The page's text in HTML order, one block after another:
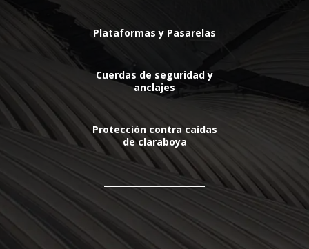
Plataformas y Pasarelas
Cuerdas de seguridad y
anclajes
Protección contra caídas
de claraboya